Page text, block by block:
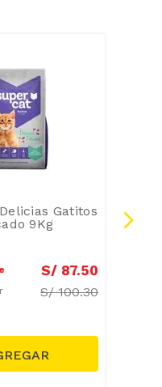
Gatitos
9Kg
S/ 87.50
S/100.30